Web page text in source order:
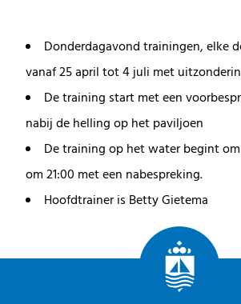
Donderdagavond trainingen, elke
vanaf 25 april tot 4 juli met
De training start met een
nabij de helling op het paviljoen
De training op het water begint
om 21:00 met een nabespreking.
Hoofdtrainer is Betty Gietema